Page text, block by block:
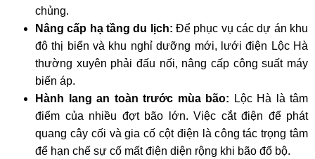
chủng.
Nâng cấp hạ tầng du lịch: Để phục vụ các dự án khu
đô thị biển và khu nghỉ dưỡng mới, lưới điện Lộc Hà
thường xuyên phải đấu nối, nâng cấp công suất máy
biến áp.
Hành lang an toàn trước mùa bão: Lộc Hà là tâm
điểm của nhiều đợt bão lớn. Việc cắt điện để phát
quang cây cối và gia cố cột điện là công tác trọng tâm
để hạn chế sự cố mất điện diện rộng khi bão đổ bộ.